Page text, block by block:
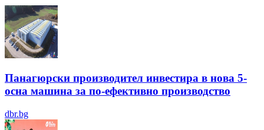
Панагюрски производител инвестира в нова 5-
осна машина за по-ефективно производство
dbr.bg